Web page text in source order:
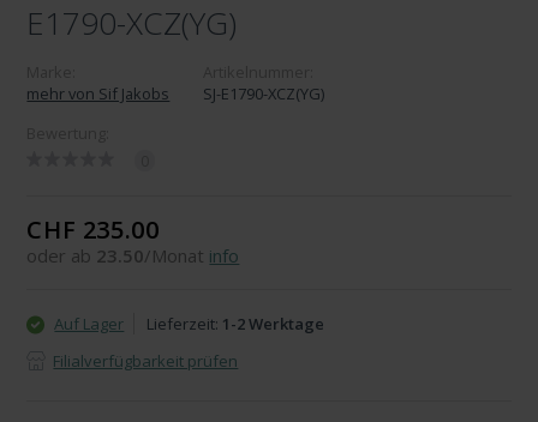
E1790-XCZ(YG)
mehr von Sif Jakobs
SJ-E1790-XCZ(YG)
CHF 235.00
oder ab 23.50/Monat info
Auf Lager Lieferzeit: 1-2 Werktage
Filialverfügbarkeit prüfen